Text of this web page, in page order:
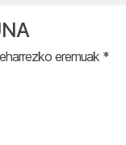
eremuak *